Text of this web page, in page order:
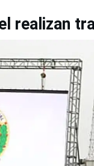
realizan